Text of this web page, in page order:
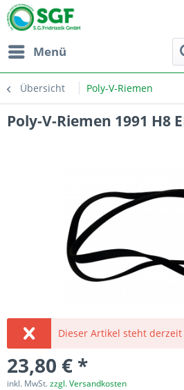
Menü
Übersicht Poly-V-Riemen
Poly-V-Riemen 1991 H8
Dieser Artikel steht
23,80 € *
inkl. MwSt.zzgl. Versandkosten